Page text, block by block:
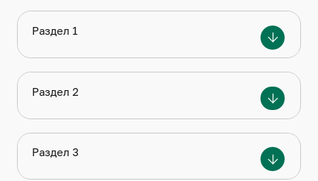
Раздел 1
дисциплины
Раздел 2
Раздел 3